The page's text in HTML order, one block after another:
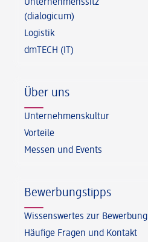
Unternehmenssitz
(dialogicum)
Logistik
dmTECH (IT)
Über uns
Unternehmenskultur
Vorteile
Messen und Events
Bewerbungstipps
Wissenswertes zur Bewerbung
Häufige Fragen und Kontakt